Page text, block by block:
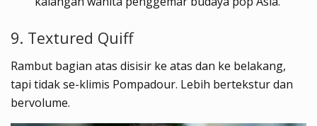
9. Textured Quiff
Rambut bagian atas disisir ke atas dan ke belakang,
tapi tidak se-klimis Pompadour. Lebih bertekstur dan
bervolume.